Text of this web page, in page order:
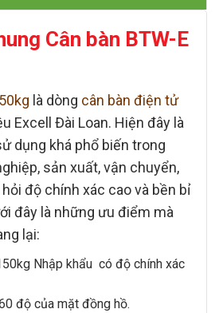
Cân bàn BTW-E
là dòng cân bàn điện tử
Excell Đài Loan. Hiện đây là
dụng khá phổ biến trong
sản xuất, vận chuyển,
độ chính xác cao và bền bỉ
đây là những ưu điểm mà
lại:
Nhập khẩu có độ chính xác
độ của mặt đồng hồ.